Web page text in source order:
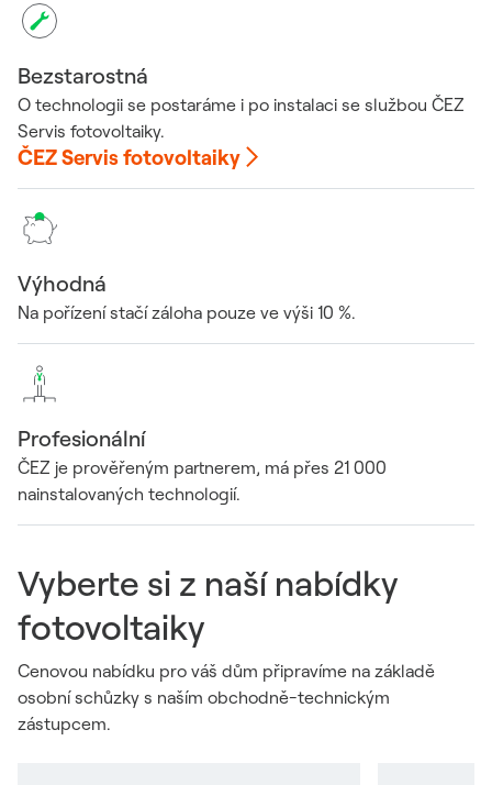
Bezstarostná
O technologii se postaráme i po instalaci se službou ČEZ
Servis fotovoltaiky.
ČEZ Servis fotovoltaiky
Výhodná
Na pořízení stačí záloha pouze ve výši 10 %.
Profesionální
ČEZ je prověřeným partnerem, má přes 21 000
nainstalovaných technologií.
Vyberte si z naší nabídky
fotovoltaiky
Cenovou nabídku pro váš dům připravíme na základě
osobní schůzky s naším obchodně-technickým
zástupcem.